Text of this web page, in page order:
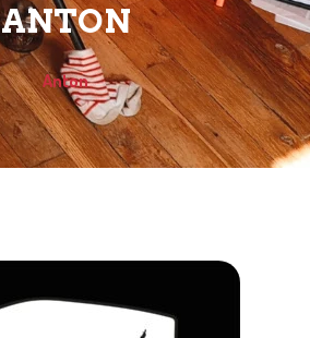
ANTON
Anton